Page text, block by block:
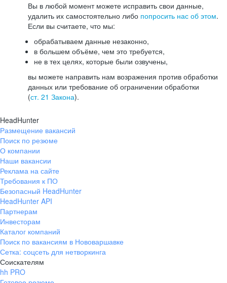
Вы в любой момент можете исправить свои данные,
удалить их самостоятельно либо попросить нас об этом.
Если вы считаете, что мы:
обрабатываем данные незаконно,
в большем объёме, чем это требуется,
не в тех целях, которые были озвучены,
вы можете направить нам возражения против обработки
данных или требование об ограничении обработки
(ст. 21 Закона).
HeadHunter
Размещение вакансий
Поиск по резюме
О компании
Наши вакансии
Реклама на сайте
Требования к ПО
Безопасный HeadHunter
HeadHunter API
Партнерам
Инвесторам
Каталог компаний
Поиск по вакансиям в Нововаршавке
Сетка: соцсеть для нетворкинга
Соискателям
hh PRO